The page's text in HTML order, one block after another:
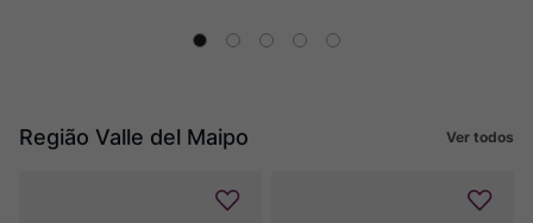
Região Valle del Maipo Ver todos